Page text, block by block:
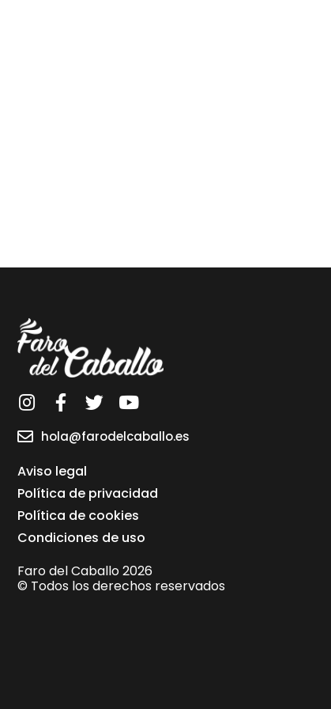
hola@farodelcaballo.es
Aviso legal
Política de privacidad
Política de cookies
Condiciones de uso
Faro del Caballo 2026
© Todos los derechos reservados